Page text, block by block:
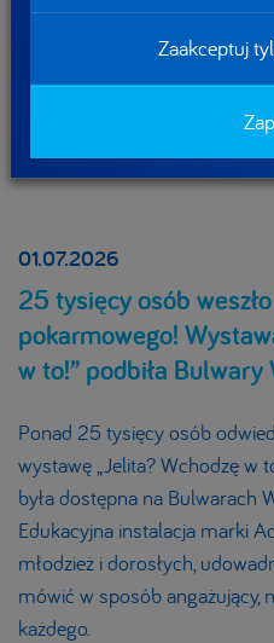
01.07.2026
25 tysięcy osób
pokarmowego!
w to!” podbiła
Ponad 25 tysięcy osób
wystawę „Jelita? Wchodzę w
była dostępna na Bulwarach
Edukacyjna instalacja marki
młodzież i dorosłych,
mówić w sposób angażujący,
każdego.
Zaakceptuj